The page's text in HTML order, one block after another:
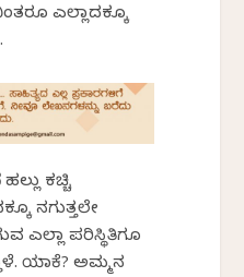
ಎಲ್ಲಾದಕ್ಕೂ
ಕಚ್ಚಿ
ನಗುತ್ತಲೇ
ಎಲ್ಲಾ ಪರಿಸ್ಥಿತಿಗೂ
ಯಾಕೆ? ಅಮ್ಮನ